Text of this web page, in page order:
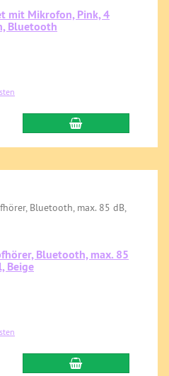
mit Mikrofon, Pink, 4
Bluetooth
Bluetooth, max. 85
Beige